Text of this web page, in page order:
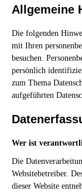
Allgemeine
Die folgenden
mit Ihren
besuchen.
persönlich
zum Thema
aufgeführten
Wer ist
Die
Websitebetreiber.
dieser Website